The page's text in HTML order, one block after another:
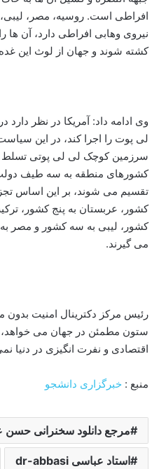
افراطی است. روسیه، مصر،
نیروی وهابی افراطی دارد، آن ها
کشته شوند و جهان از لوث این
وی ادامه داد: آمریکا در نظر
لی پوت را اجرا کند، در این سیاست
سرزمین کوچک لی لی پوتی تسلط
کشورهای منطقه به سه طیف دولت
تقسیم می شوند، بر این اساس
کشور، عربستان به پنج کشور،
کشور، لیبی به سه کشور و مصر به
می گیرند.
رئیس مرکز دکترینال امنیت بدون
ستون مطمئن در جهان می خواهد،
اقتصادی و نفرت انگیزی در دنیا
منبع : خبرگزاری دانشجو
مرجع دانلود سخنرانی حسن
استاد عباسی dr-abbasi